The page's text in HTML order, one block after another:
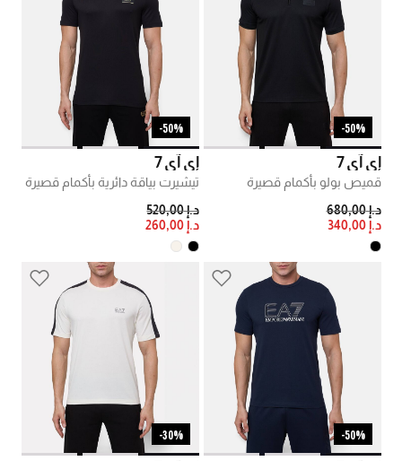
50%-
إي آي 7
قميص بولو بأكمام قصيرة
PRICE REDUCED FROM
د.إ 680,00
د.إ 340,00
50%-
إي آي 7
تيشيرت بياقة دائرية بأكمام قصيرة
PRICE REDUCED FROM
د.إ 520,00
د.إ 260,00
50%-
30%-